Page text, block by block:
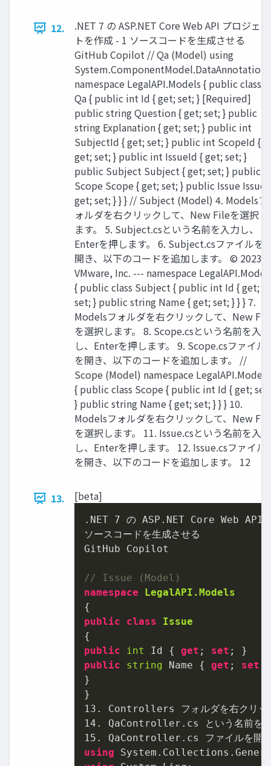
12.
.NET 7 の ASP.NET Core Web API プロジェク
トを作成 - 1 ソースコードを⽣成させる
GitHub Copilot // Qa (Model) using
namespace LegalAPI.Models { public class
Qa { public int Id { get; set; } [Required]
public string Question { get; set; } public
string Explanation { get; set; } public int
SubjectId { get; set; } public int ScopeId {
get; set; } public int IssueId { get; set; }
public Subject Subject { get; set; } public
Scope Scope { get; set; } public Issue Issue {
get; set; } } } // Subject (Model) 4. Modelsフ
ォルダを右クリックして、New Fileを選択し
ます。 5. Subject.csという名前を⼊⼒し、
Enterを押します。 6. Subject.csファイルを
開き、以下のコードを追加します。 © 2023
VMware, Inc. --- namespace
{ public class Subject { public int Id { get;
set; } public string Name { get; set; } } } 7.
Modelsフォルダを右クリックして、New
を選択します。 8. Scope.csという名前を⼊⼒
し、Enterを押します。 9. Scope.csファイル
を開き、以下のコードを追加します。 //
Scope (Model) namespace LegalAPI.Models
{ public class Scope { public int Id { get; set;
} public string Name { get; set; } } } 10.
Modelsフォルダを右クリックして、New
を選択します。 11. Issue.csという名前を⼊⼒
し、Enterを押します。 12. Issue.csファイル
を開き、以下のコードを追加します。 12
13. [beta]
.NET 7 の ASP.NET Core Web API
ソースコードを⽣成させる
GitHub Copilot
// Issue (Model)
namespace
LegalAPI.Models
public
class
Issue
public
int Id { get ; set
public
string Name { get ; set
}
13.
14.
15.
using